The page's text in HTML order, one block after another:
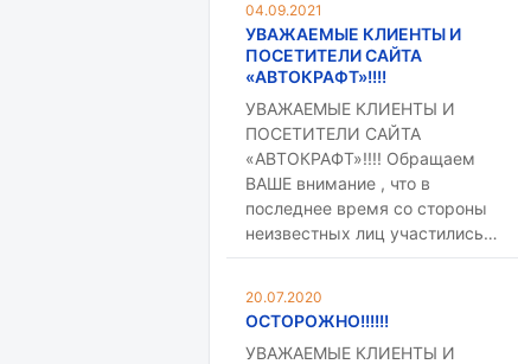
04.09.2021
УВАЖАЕМЫЕ КЛИЕНТЫ И
ПОСЕТИТЕЛИ САЙТА
«АВТОКРАФТ»!!!!
УВАЖАЕМЫЕ КЛИЕНТЫ И
ПОСЕТИТЕЛИ САЙТА
«АВТОКРАФТ»!!!! Обращаем
ВАШЕ внимание , что в
последнее время со стороны
неизвестных лиц участились…
20.07.2020
ОСТОРОЖНО!!!!!!
УВАЖАЕМЫЕ КЛИЕНТЫ И